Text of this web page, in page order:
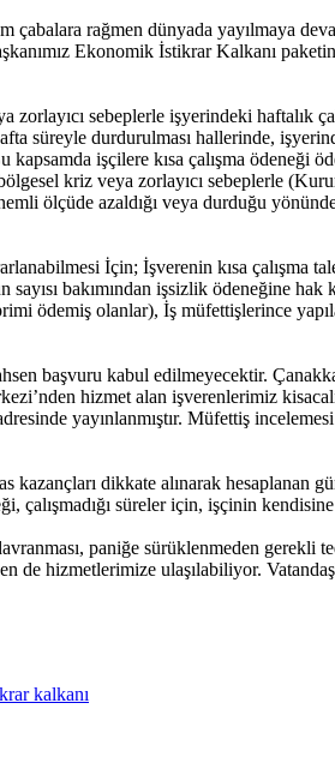
çabalara rağmen dünyada yayılmaya
Ekonomik İstikrar Kalkanı
zorlayıcı sebeplerle işyerindeki haftalık
süreyle durdurulması hallerinde,
işçilere kısa çalışma
kriz veya zorlayıcı sebeplerle
ölçüde azaldığı veya durduğu
İçin; İşverenin kısa çalışma
bakımından işsizlik ödeneğine
ödemiş olanlar), İş müfettişlerince
başvuru kabul edilmeyecektir.
hizmet alan işverenlerimiz
yayınlanmıştır. Müfettiş
kazançları dikkate alınarak hesaplanan
çalışmadığı süreler için, işçinin
paniğe sürüklenmeden
de hizmetlerimize ulaşılabiliyor.
kalkanı